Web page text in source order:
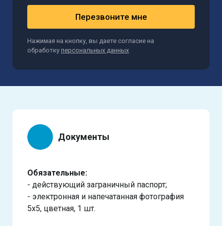
Перезвоните мне
Нажимая на кнопку, вы даете согласие на
обработку персональных данных
Документы
Обязательные:
- действующий заграничный паспорт;
- электронная и напечатанная фотография
5х5, цветная, 1 шт.